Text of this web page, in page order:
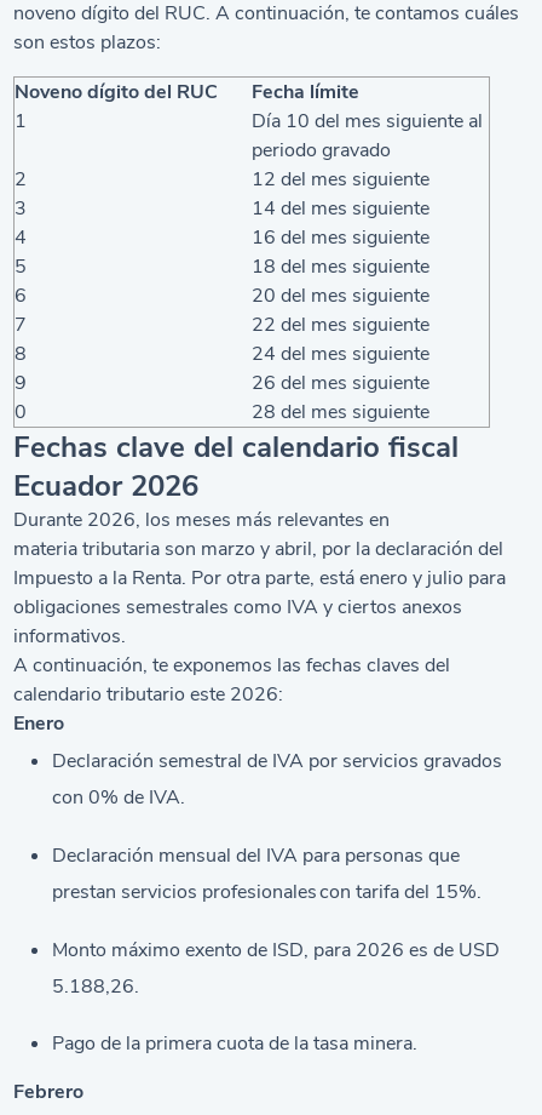
noveno dígito del RUC. A continuación, te contamos cuáles
son estos plazos:
Noveno dígito del RUC
Fecha límite
1
Día 10 del mes siguiente al
periodo gravado
2
12 del mes siguiente
3
14 del mes siguiente
4
16 del mes siguiente
5
18 del mes siguiente
6
20 del mes siguiente
7
22 del mes siguiente
8
24 del mes siguiente
9
26 del mes siguiente
0
28 del mes siguiente
Fechas clave del calendario fiscal
Ecuador 2026
Durante 2026, los meses más relevantes en
materia tributaria son marzo y abril, por la declaración del
Impuesto a la Renta. Por otra parte, está enero y julio para
obligaciones semestrales como IVA y ciertos anexos
informativos.
A continuación, te exponemos las fechas claves del
calendario tributario este 2026:
Enero
Declaración semestral de IVA por servicios gravados
con 0% de IVA.
Declaración mensual del IVA para personas que
prestan servicios profesionales con tarifa del 15%.
Monto máximo exento de ISD, para 2026 es de USD
5.188,26.
Pago de la primera cuota de la tasa minera.
Febrero